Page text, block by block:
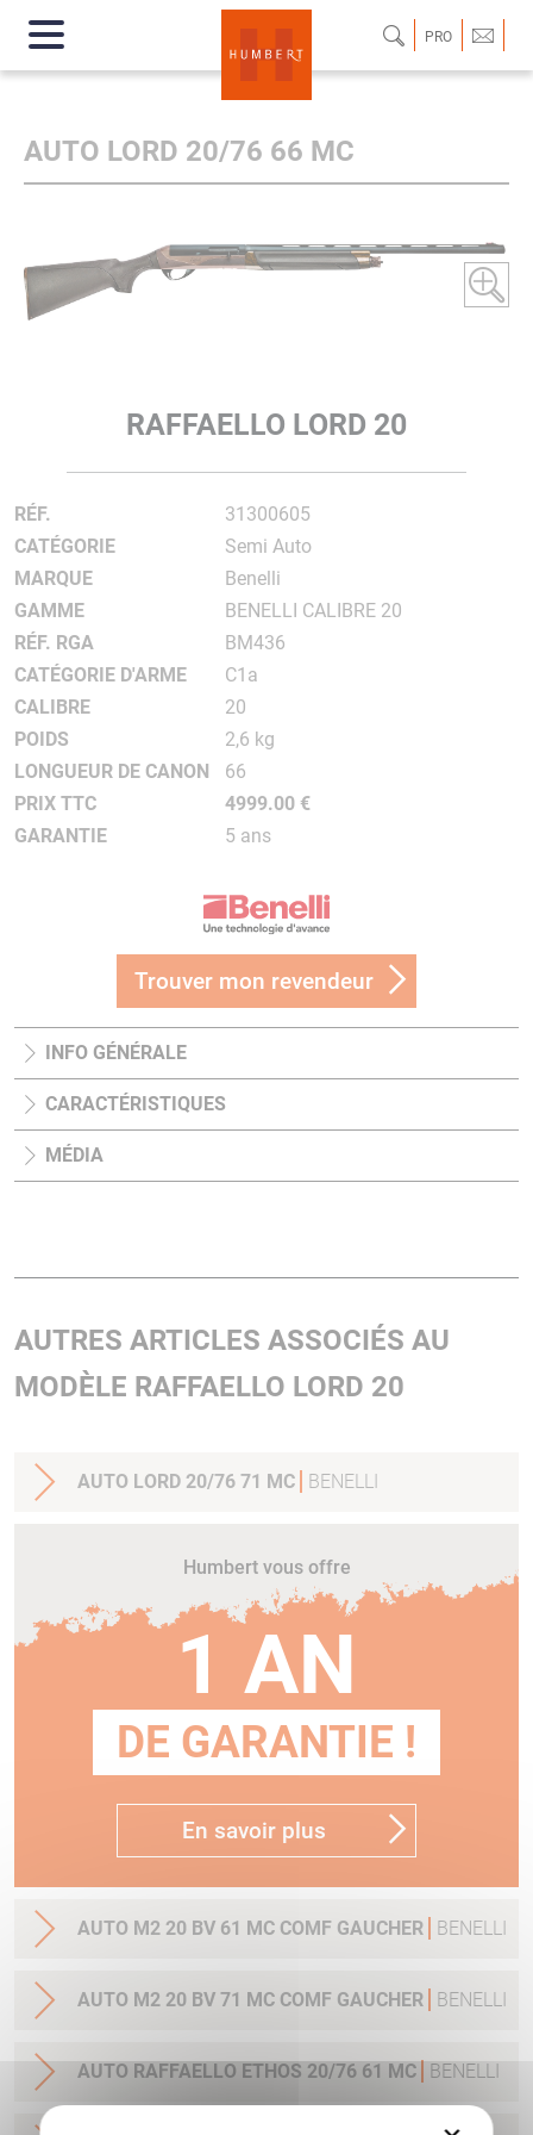
PRO
AUTO LORD 20/76 66 MC
RAFFAELLO LORD 20
RÉF.
31300605
CATÉGORIE
Semi Auto
MARQUE
Benelli
GAMME
BENELLI CALIBRE 20
RÉF. RGA
BM436
CATÉGORIE D'ARME
C1a
CALIBRE
20
POIDS
2,6 kg
LONGUEUR DE CANON
66
PRIX TTC
4999.00 €
GARANTIE
5 ans
Trouver mon revendeur
INFO GÉNÉRALE
CARACTÉRISTIQUES
MÉDIA
AUTRES ARTICLES ASSOCIÉS AU
MODÈLE RAFFAELLO LORD 20
AUTO LORD 20/76 71 MC BENELLI
Humbert vous offre
1 AN
DE GARANTIE !
En savoir plus
AUTO M2 20 BV 61 MC COMF GAUCHER BENELLI
AUTO M2 20 BV 71 MC COMF GAUCHER BENELLI
AUTO RAFFAELLO ETHOS 20/76 61 MC BENELLI